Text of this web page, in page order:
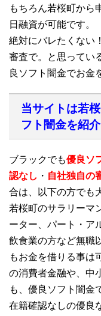
もちろん若桜町から
日融資が可能です。
絶対にバレたくない
審査で。と思ってい
良ソフト闇金でお金
当サイトは若
フト闇金を紹
ブラックでも優良ソ
認なし ・ 自社独自の
合は、以下の方でも
若桜町のサラリーマ
ーター、パート・ア
飲食業の方など無職
もお金を借りる事は
の消費者金融や、中
も、優良ソフト闇金
在籍確認なしの優良